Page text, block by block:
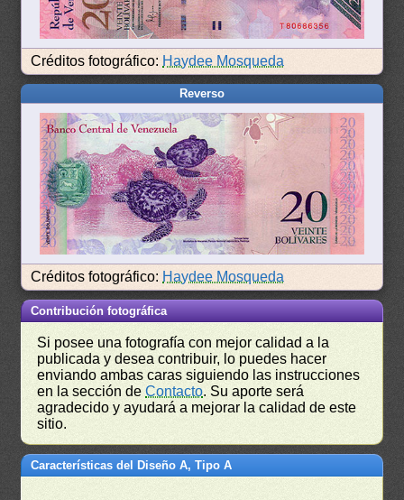
Créditos fotográfico: Haydee Mosqueda
Reverso
Créditos fotográfico: Haydee Mosqueda
Contribución fotográfica
Si posee una fotografía con mejor calidad a la
publicada y desea contribuir, lo puedes hacer
enviando ambas caras siguiendo las instrucciones
en la sección deContacto. Su aporte será
agradecido y ayudará a mejorar la calidad de este
sitio.
Características del Diseño A, Tipo A